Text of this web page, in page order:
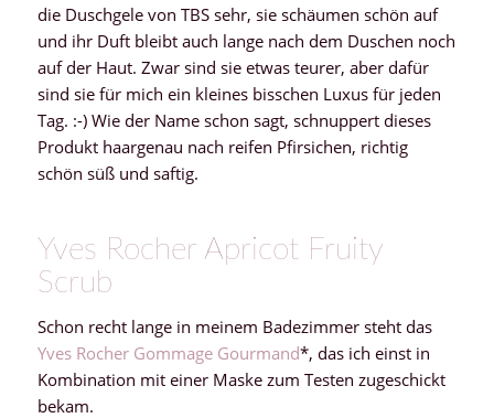
die Duschgele von TBS sehr, sie schäumen schön auf
und ihr Duft bleibt auch lange nach dem Duschen noch
auf der Haut. Zwar sind sie etwas teurer, aber dafür
sind sie für mich ein kleines bisschen Luxus für jeden
Tag. :-) Wie der Name schon sagt, schnuppert dieses
Produkt haargenau nach reifen Pfirsichen, richtig
schön süß und saftig.
Yves Rocher Apricot Fruity
Scrub
Schon recht lange in meinem Badezimmer steht das
Yves Rocher Gommage Gourmand*, das ich einst in
Kombination mit einer Maske zum Testen zugeschickt
bekam.